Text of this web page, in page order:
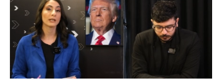
Sesi
Aç
Yüklendi
3.94%
Hızı